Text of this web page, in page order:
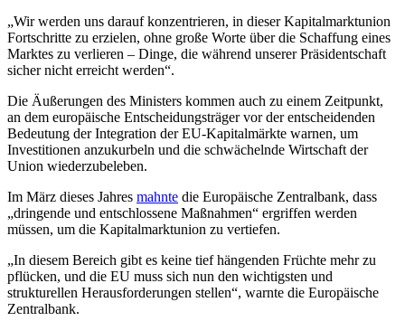
„Wir werden uns darauf konzentrieren, in dieser Kapitalmarktunion
Fortschritte zu erzielen, ohne große Worte über die Schaffung eines
Marktes zu verlieren – Dinge, die während unserer Präsidentschaft
sicher nicht erreicht werden“.
Die Äußerungen des Ministers kommen auch zu einem Zeitpunkt,
an dem europäische Entscheidungsträger vor der entscheidenden
Bedeutung der Integration der EU-Kapitalmärkte warnen, um
Investitionen anzukurbeln und die schwächelnde Wirtschaft der
Union wiederzubeleben.
Im März dieses Jahres mahnte die Europäische Zentralbank, dass
„dringende und entschlossene Maßnahmen“ ergriffen werden
müssen, um die Kapitalmarktunion zu vertiefen.
„In diesem Bereich gibt es keine tief hängenden Früchte mehr zu
pflücken, und die EU muss sich nun den wichtigsten und
strukturellen Herausforderungen stellen“, warnte die Europäische
Zentralbank.